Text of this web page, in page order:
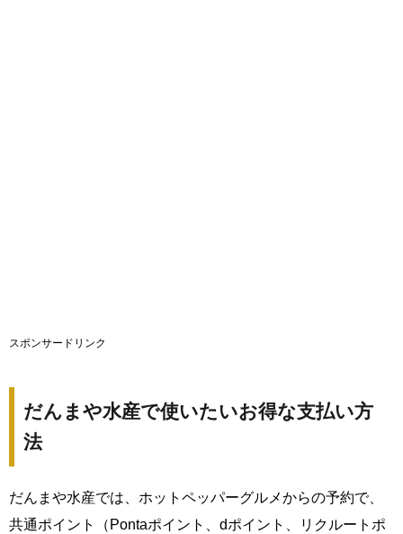
スポンサードリンク
だんまや水産で使いたいお得な支払い方
法
だんまや水産では、ホットペッパーグルメからの予約で、
共通ポイント（Pontaポイント、dポイント、リクルートポ